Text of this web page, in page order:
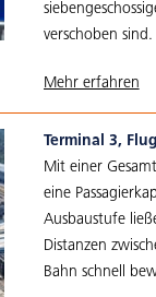
verschoben sind.
Mehr erfahren
Terminal 3,
Mit einer
eine
Ausbaustufe
Distanzen
Bahn schnell